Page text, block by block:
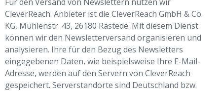
CleverReach. Anbieter ist die CleverReach GmbH & Co.
KG, Mühlenstr. 43, 26180 Rastede. Mit diesem Dienst
können wir den Newsletterversand organisieren und
analysieren. Ihre für den Bezug des Newsletters
eingegebenen Daten, wie beispielsweise Ihre E-Mail-
Adresse, werden auf den Servern von CleverReach
gespeichert. Serverstandorte sind Deutschland bzw.